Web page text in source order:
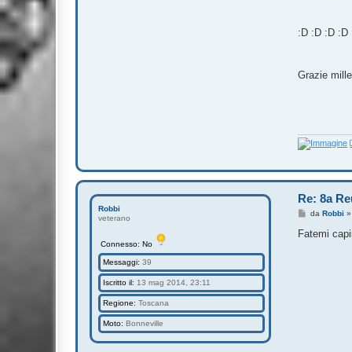
:D :D :D :D
Grazie
Robbi
veterano
Connesso: No
Messaggi: 39
Iscritto il: 13 mag 2014, 23:11
Regione: Toscana
Moto: Bonneville
Re: 8a
M
s
daRobbi »
Fatemi